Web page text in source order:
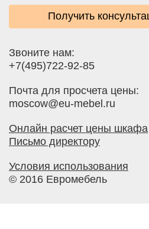
Получить
Звоните нам:
+7(495)722-92-85
Почта для просчета цены:
moscow@eu-mebel.ru
Онлайн расчет цены шкафа
Письмо директору
Условия использования
© 2016 Евромебель